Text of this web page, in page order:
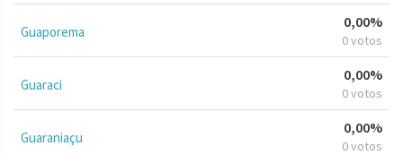
Guaporema
0,00%
0 votos
Guaraci
0,00%
0 votos
Guaraniaçu
0,00%
0 votos